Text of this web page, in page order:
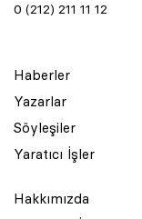
0 (212) 211 11 12
Haberler
Yazarlar
Söyleşiler
Yaratıcı İşler
Hakkımızda